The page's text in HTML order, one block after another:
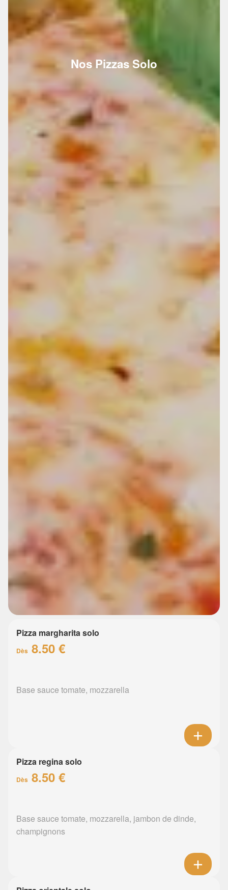
Nos Pizzas Solo
Pizza margharita solo
Dès 8.50 €
Base sauce tomate, mozzarella
Pizza regina solo
Dès 8.50 €
Base sauce tomate, mozzarella, jambon de dinde,
champignons